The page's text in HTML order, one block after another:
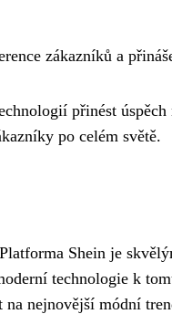
zákazníků a
přinést
po celém světě.
Shein je
technologie k
na nejnovější módní